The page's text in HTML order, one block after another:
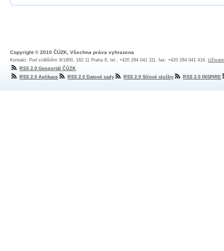
Copyright © 2010 ČÚZK, Všechna práva vyhrazena
Kontakt: Pod sídlištěm 9/1800, 182 11 Praha 8, tel.: +420 284 041 111, fax: +420 284 041 416,
RSS 2.0 Geoportál ČÚZK
RSS 2.0 Aplikace
RSS 2.0 Datové sady RSS 2.0 Síťové služby RSS 2.0 INSPIRE